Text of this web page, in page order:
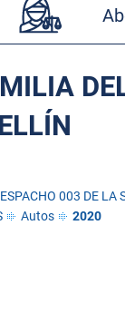
003 DE LA
Autos 2020